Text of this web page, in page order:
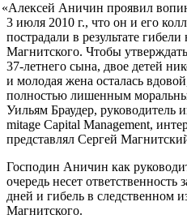
«Алексей Аничин проявил
3 июля 2010 г., что он и его
пострадали в результате
Магнитского. Чтобы
37-летнего сына, двое детей
и молодая жена осталась
полностью лишенным
Уильям Браудер,
mitage Cap­i­tal Man­age­ment,
представлял Сергей
Господин Аничин как
очередь несет ответственность
дней и гибель в следственном
Магнитского.